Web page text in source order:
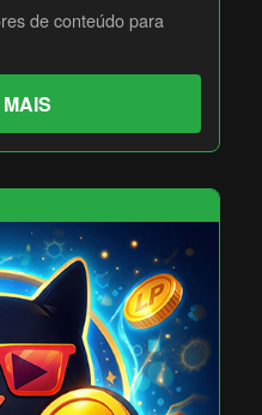
de conteúdo para